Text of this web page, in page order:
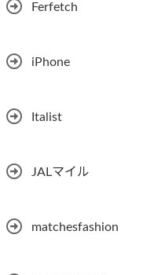
Ferfetch
iPhone
Italist
JALマイル
matchesfashion